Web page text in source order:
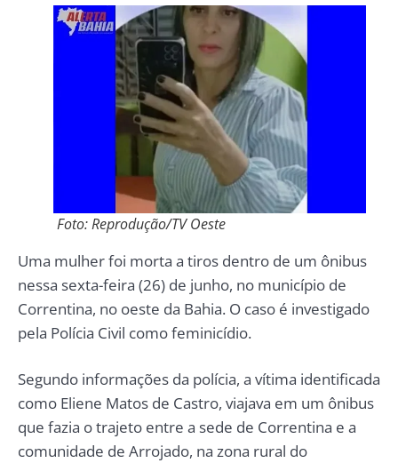
Foto: Reprodução/TV Oeste
Uma mulher foi morta a tiros dentro de um ônibus
nessa sexta-feira (26) de junho, no município de
Correntina, no oeste da Bahia. O caso é investigado
pela Polícia Civil como feminicídio.
Segundo informações da polícia, a vítima identificada
como Eliene Matos de Castro, viajava em um ônibus
que fazia o trajeto entre a sede de Correntina e a
comunidade de Arrojado, na zona rural do